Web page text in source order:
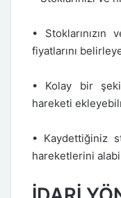
• Stoklarınızın
fiyatlarını
• Kolay bir
hareketi
• Kaydettiğiniz
hareketlerini